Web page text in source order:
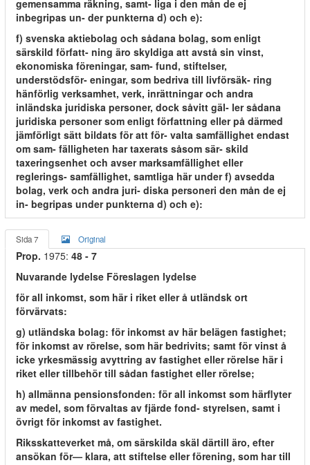
gemensamma räkning, samt- liga i den mån de ej
inbegripas un- der punkterna d) och e):
f) svenska aktiebolag och sådana bolag, som enligt
särskild författ- ning äro skyldiga att avstå sin vinst,
ekonomiska föreningar, sam- fund, stiftelser,
understödsför- eningar, som bedriva till livförsäk- ring
hänförlig verksamhet, verk, inrättningar och andra
inländska juridiska personer, dock såvitt gäl- ler sådana
juridiska personer som enligt författning eller på därmed
jämförligt sätt bildats för att för- valta samfällighet endast
om sam- fälligheten har taxerats såsom sär- skild
taxeringsenhet och avser marksamfällighet eller
reglerings- samfällighet, samtliga här under f) avsedda
bolag, verk och andra juri- diska personeri den mån de ej
in- begripas under punkterna d) och e):
Sida 7 Original
Prop. 1975: 48 - 7
Nuvarande lydelse Föreslagen lydelse
för all inkomst, som här i riket eller å utländsk ort
förvärvats:
g) utländska bolag: för inkomst av här belägen fastighet;
för inkomst av rörelse, som här bedrivits; samt för vinst å
icke yrkesmässig avyttring av fastighet eller rörelse här i
riket eller tillbehör till sådan fastighet eller rörelse;
h) allmänna pensionsfonden: för all inkomst som härflyter
av medel, som förvaltas av fjärde fond- styrelsen, samt i
övrigt för inkomst av fastighet.
Riksskatteverket må, om särskilda skäl därtill äro, efter
ansökan för— klara, att stiftelse eller förening, som har till